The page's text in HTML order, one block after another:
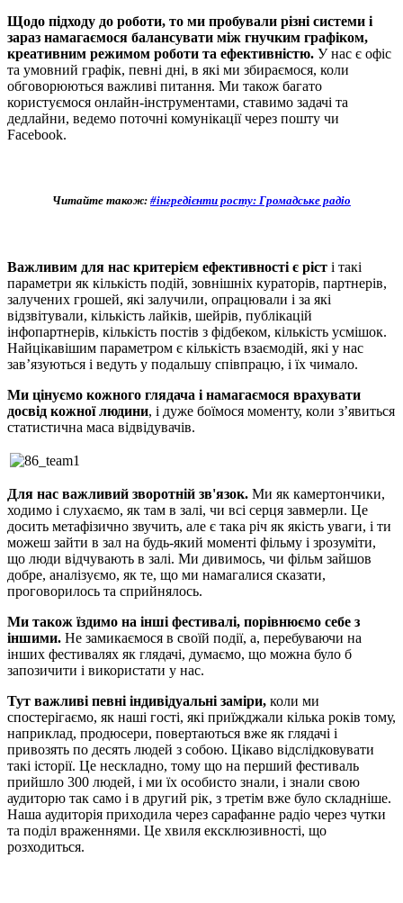
Щодо підходу до роботи, то ми пробували різні системи і
зараз намагаємося балансувати між гнучким графіком,
креативним режимом роботи та ефективністю. У нас є офіс
та умовний графік, певні дні, в які ми збираємося, коли
обговорюються важливі питання. Ми також багато
користуємося онлайн-інструментами, ставимо задачі та
дедлайни, ведемо поточні комунікації через пошту чи
Facebook.
Читайте також: #інгредієнти росту: Громадське радіо
Важливим для нас критерієм ефективності є ріст і такі
параметри як кількість подій, зовнішніх кураторів, партнерів,
залучених грошей, які залучили, опрацювали і за які
відзвітували, кількість лайків, шейрів, публікацій
інфопартнерів, кількість постів з фідбеком, кількість усмішок.
Найцікавішим параметром є кількість взаємодій, які у нас
зав’язуються і ведуть у подальшу співпрацю, і їх чимало.
Ми цінуємо кожного глядача і намагаємося врахувати
досвід кожної людини, і дуже боїмося моменту, коли з’явиться
статистична маса відвідувачів.
Для нас важливий зворотній зв'язок. Ми як камертончики,
ходимо і слухаємо, як там в залі, чи всі серця завмерли. Це
досить метафізично звучить, але є така річ як якість уваги, і ти
можеш зайти в зал на будь-який моменті фільму і зрозуміти,
що люди відчувають в залі. Ми дивимось, чи фільм зайшов
добре, аналізуємо, як те, що ми намагалися сказати,
проговорилось та сприйнялось.
Ми також їздимо на інші фестивалі, порівнюємо себе з
іншими. Не замикаємося в своїй події, а, перебуваючи на
інших фестивалях як глядачі, думаємо, що можна було б
запозичити і використати у нас.
Тут важливі певні індивідуальні заміри, коли ми
спостерігаємо, як наші гості, які приїжджали кілька років тому,
наприклад, продюсери, повертаються вже як глядачі і
привозять по десять людей з собою. Цікаво відслідковувати
такі історії. Це нескладно, тому що на перший фестиваль
прийшло 300 людей, і ми їх особисто знали, і знали свою
аудиторю так само і в другий рік, з третім вже було складніше.
Наша аудиторія приходила через сарафанне радіо через чутки
та поділ враженнями. Це хвиля ексклюзивності, що
розходиться.